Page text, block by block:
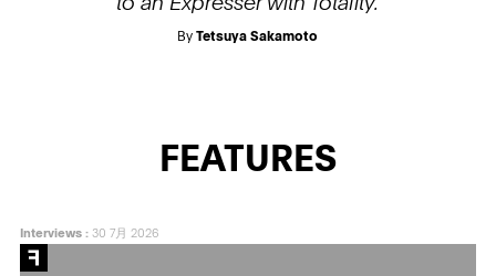
ByTetsuya Sakamoto
FEATURES
Interviews:30 7月 2026